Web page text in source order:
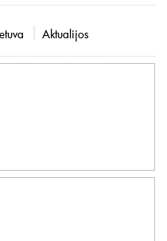
Aktualijos